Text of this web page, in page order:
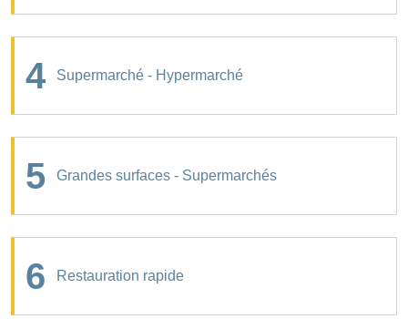
4 Supermarché - Hypermarché
5 Grandes surfaces - Supermarchés
6 Restauration rapide